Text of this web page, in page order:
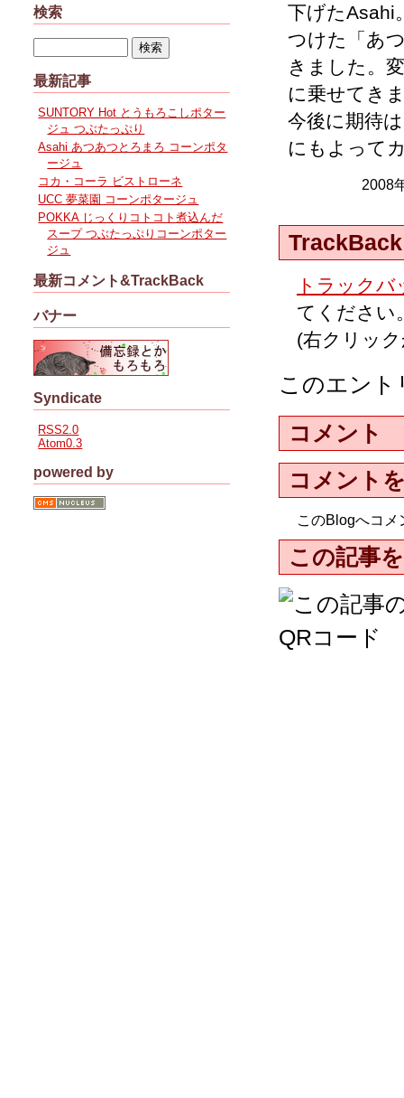
下げたAsahi
つけた「あ
きました。
に乗せてき
今後に期待
にもよって
2008
TrackBack
トラックバ
てください
(右クリッ
このエン
コメント
コメント
このBlogへコ
この記事
検索
最新記事
SUNTORY Hot とうもろこしポター
ジュ つぶたっぷり
Asahi あつあつとろまろ コーンポタ
ージュ
コカ・コーラ ビストローネ
UCC 夢菜園 コーンポタージュ
POKKA じっくりコトコト煮込んだ
スープ つぶたっぷりコーンポター
ジュ
最新コメント&TrackBack
バナー
Syndicate
RSS2.0
Atom0.3
powered by